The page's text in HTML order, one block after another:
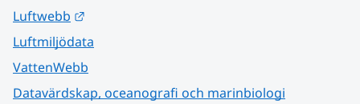
Luftwebb
Luftmiljödata
VattenWebb
Datavärdskap, oceanografi och marinbiologi